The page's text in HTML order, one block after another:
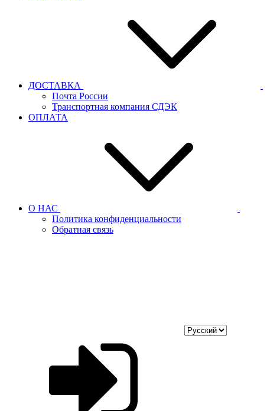
ДОСТАВКА
Почта России
Транспортная компания СДЭК
ОПЛАТА
О НАС
Политика конфиденциальности
Обратная связь